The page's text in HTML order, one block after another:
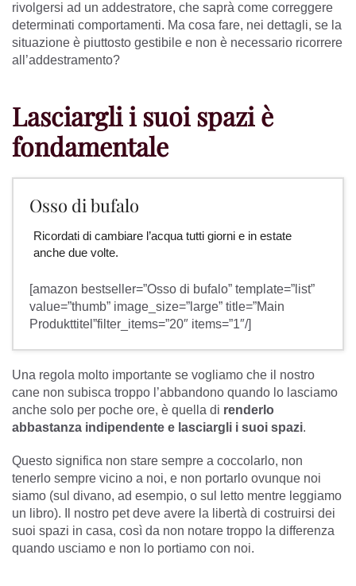
rivolgersi ad un addestratore, che saprà come correggere
determinati comportamenti. Ma cosa fare, nei dettagli, se la
situazione è piuttosto gestibile e non è necessario ricorrere
all’addestramento?
Lasciargli i suoi spazi è
fondamentale
Osso di bufalo
Ricordati di cambiare l’acqua tutti giorni e in estate
anche due volte.
[amazon bestseller=”Osso di bufalo” template=”list”
value=”thumb” image_size=”large” title=”Main
Produkttitel”filter_items=”20″ items=”1″/]
Una regola molto importante se vogliamo che il nostro
cane non subisca troppo l’abbandono quando lo lasciamo
anche solo per poche ore, è quella di renderlo
abbastanza indipendente e lasciargli i suoi spazi.
Questo significa non stare sempre a coccolarlo, non
tenerlo sempre vicino a noi, e non portarlo ovunque noi
siamo (sul divano, ad esempio, o sul letto mentre leggiamo
un libro). Il nostro pet deve avere la libertà di costruirsi dei
suoi spazi in casa, così da non notare troppo la differenza
quando usciamo e non lo portiamo con noi.